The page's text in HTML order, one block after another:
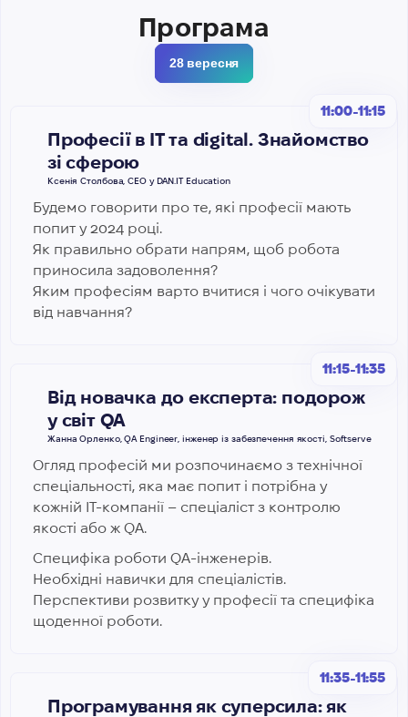
Програма
28 вересня
11:00-11:15
Професії в IT та digital. Знайомство
зі сферою
Ксенія Столбова, CEO у DAN.IT Education
Будемо говорити про те, які професії мають
попит у 2024 році.
Як правильно обрати напрям, щоб робота
приносила задоволення?
Яким професіям варто вчитися і чого очікувати
від навчання?
11:15-11:35
Від новачка до експерта: подорож
у світ QA
Жанна Орленко, QA Engineer, інженер із забезпечення якості, Softserve
Огляд професій ми розпочинаємо з технічної
спеціальності, яка має попит і потрібна у
кожній ІТ-компанії – спеціаліст з контролю
якості або ж QA.
Специфіка роботи QA-інженерів.
Необхідні навички для спеціалістів.
Перспективи розвитку у професії та специфіка
щоденної роботи.
11:35-11:55
Програмування як суперсила: як